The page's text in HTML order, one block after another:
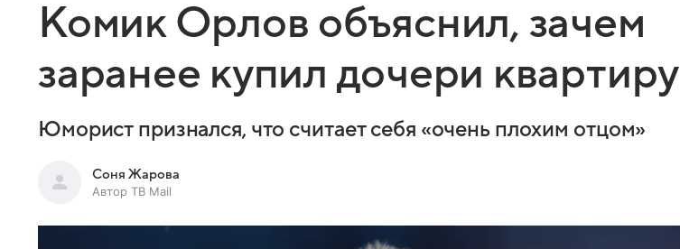
Комик Орлов объяснил, зачем
заранее купил дочери квартиру
Юморист признался, что считает себя «очень плохим отцом»
Соня Жарова
Автор ТВ Mail